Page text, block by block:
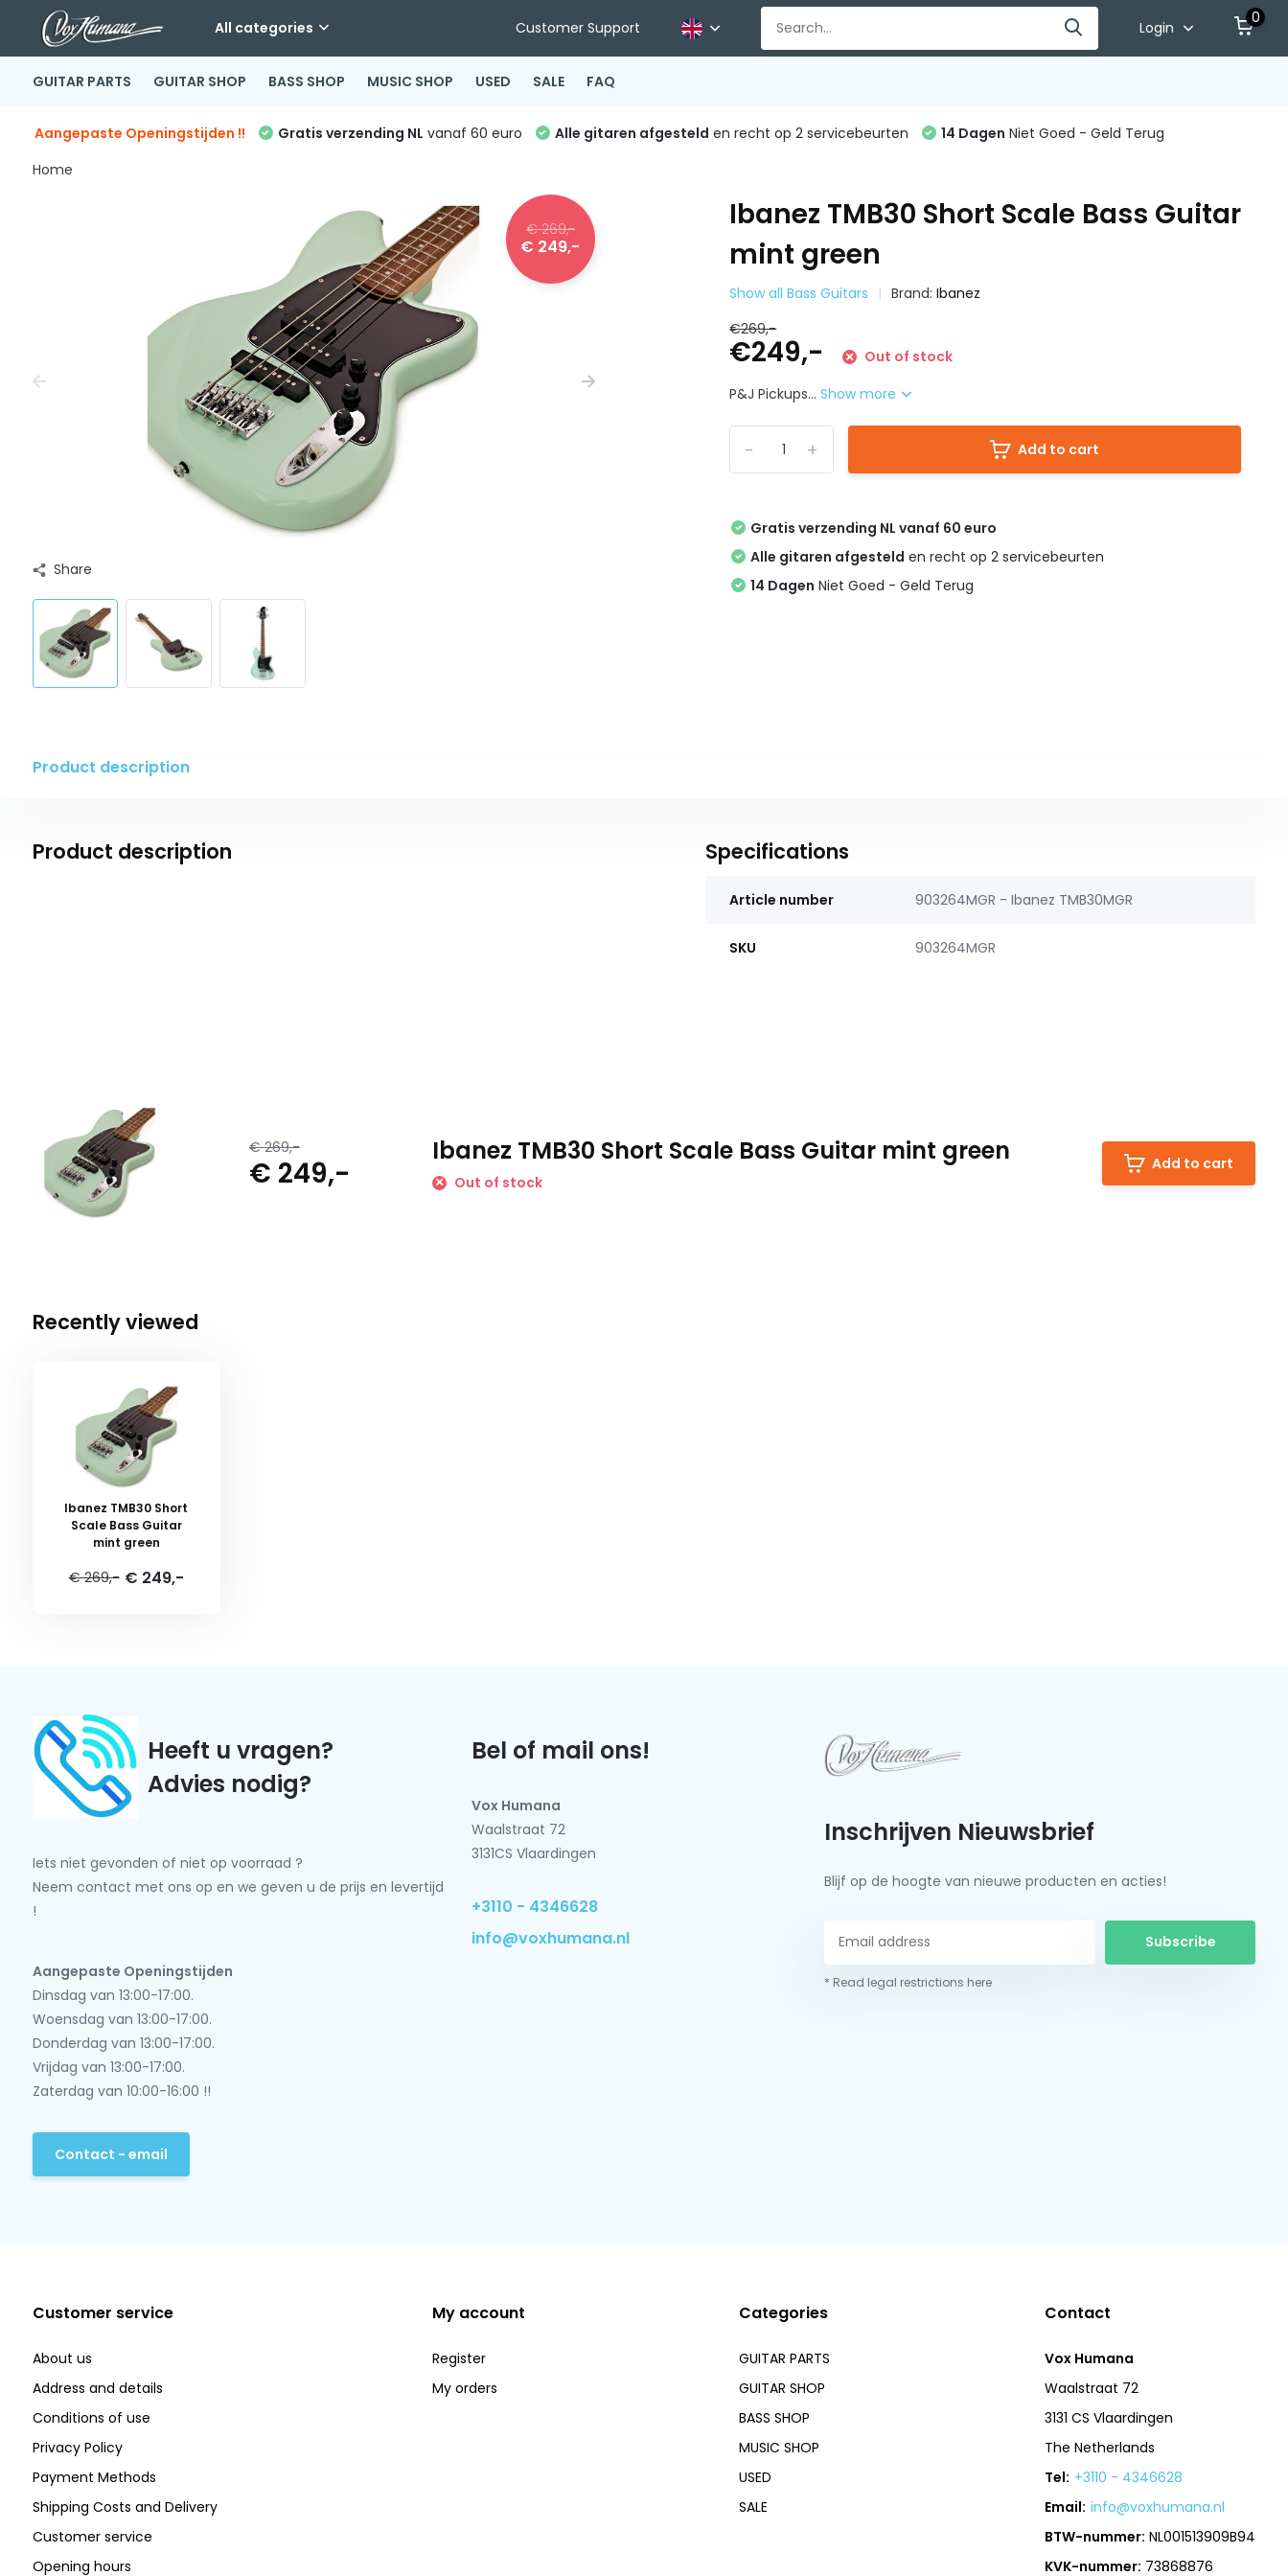
All categories Customer Support Login
0
GUITAR PARTS GUITAR SHOP BASS SHOP MUSIC SHOP USED SALE FAQ
Aangepaste Openingstijden !! Gratis verzending NL vanaf 60 euro Alle gitaren afgesteld en recht op 2 servicebeurten 14 Dagen Niet Goed - Geld Terug
Home
€ 269,-
€ 249,-
Share
Ibanez TMB30 Short Scale Bass Guitar
mint green
Show all Bass Guitars Brand:Ibanez
€269,-
€249,-
Out of stock
P&J Pickups...Show more
+
- Add to cart
Gratis verzending NL vanaf 60 euro
Alle gitaren afgesteld en recht op 2 servicebeurten
14 Dagen Niet Goed - Geld Terug
Product description
Product description Specifications
Article number 903264MGR - Ibanez TMB30MGR
SKU 903264MGR
€ 269,-
€ 249,-
Ibanez TMB30 Short Scale Bass Guitar mint green
Out of stock
Add to cart
Recently viewed
Ibanez TMB30 Short
Scale Bass Guitar
mint green
€ 269,- € 249,-
Heeft u vragen?
Advies nodig?
Iets niet gevonden of niet op voorraad ?
Neem contact met ons op en we geven u de prijs en levertijd
!
Aangepaste Openingstijden
Dinsdag van 13:00-17:00.
Woensdag van 13:00-17:00.
Donderdag van 13:00-17:00.
Vrijdag van 13:00-17:00.
Zaterdag van 10:00-16:00 !!
Contact - email
Bel of mail ons!
Vox Humana
Waalstraat 72
3131CS Vlaardingen
+3110 - 4346628
info@voxhumana.nl
Inschrijven Nieuwsbrief
Blijf op de hoogte van nieuwe producten en acties!
Subscribe
* Read legal restrictions here
Customer service
About us
Address and details
Conditions of use
Privacy Policy
Payment Methods
Shipping Costs and Delivery
Customer service
Opening hours
My account
Register
My orders
Categories
GUITAR PARTS
GUITAR SHOP
BASS SHOP
MUSIC SHOP
USED
SALE
Contact
Vox Humana
Waalstraat 72
3131 CS Vlaardingen
The Netherlands
Tel: +3110 - 4346628
Email: info@voxhumana.nl
BTW-nummer: NL001513909B94
KVK-nummer: 73868876